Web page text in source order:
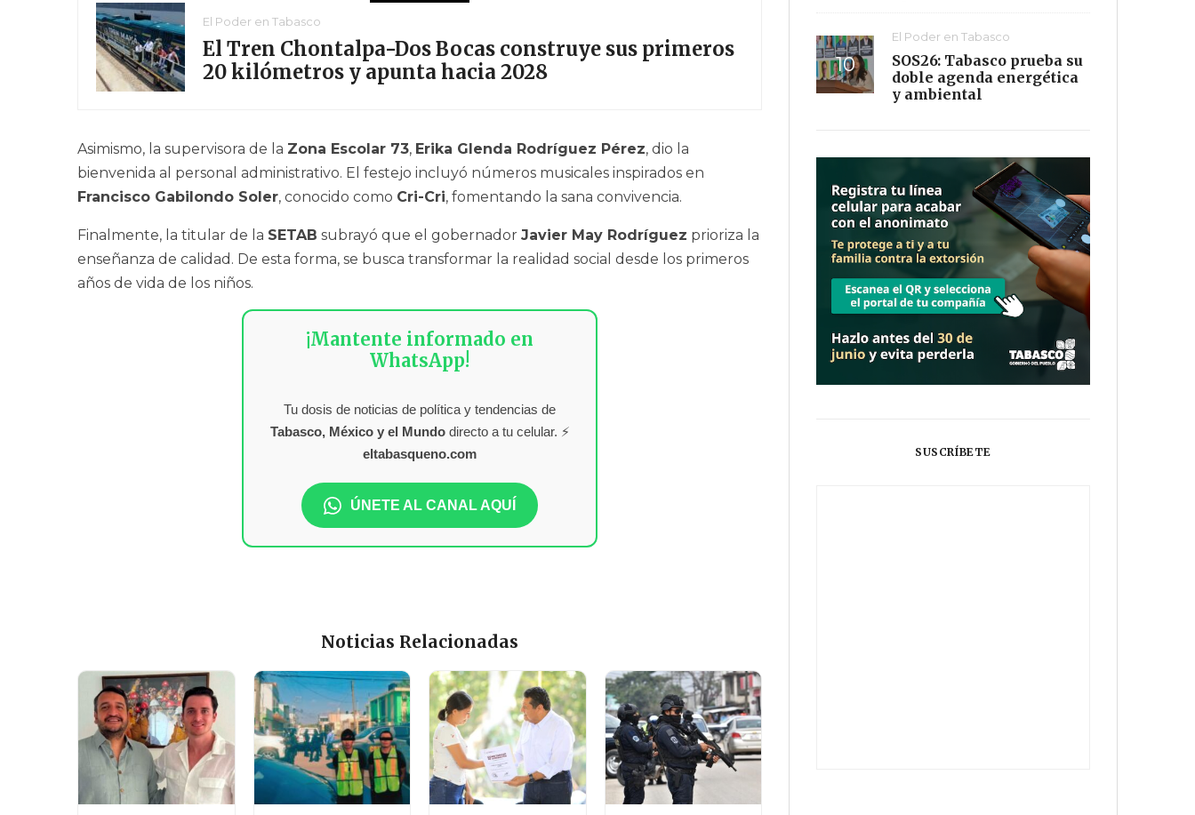
El Poder en Tabasco
El Tren Chontalpa-Dos Bocas construye sus primeros
20 kilómetros y apunta hacia 2028
Asimismo, la supervisora de la Zona Escolar 73, Erika Glenda Rodríguez Pérez, dio la
bienvenida al personal administrativo. El festejo incluyó números musicales inspirados en
Francisco Gabilondo Soler, conocido como Cri-Cri, fomentando la sana convivencia.
Finalmente, la titular de la SETAB subrayó que el gobernador Javier May Rodríguez prioriza la
enseñanza de calidad. De esta forma, se busca transformar la realidad social desde los primeros
años de vida de los niños.
¡Mantente informado en
WhatsApp!
Tu dosis de noticias de política y tendencias de
Tabasco, México y el Mundodirecto a tu celular. ⚡
eltabasqueno.com
ÚNETE AL CANAL AQUÍ
Noticias Relacionadas
El Poder en Tabasco
SOS26: Tabasco prueba su
doble agenda energética
y ambiental
SUSCRÍBETE